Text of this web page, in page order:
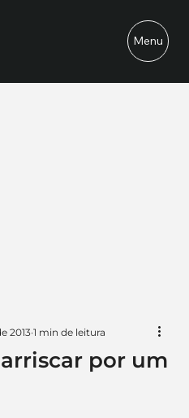
Menu
por um
2013 1 min de leitura
estrelas.